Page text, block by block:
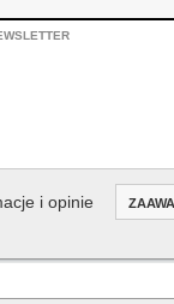
i opinie